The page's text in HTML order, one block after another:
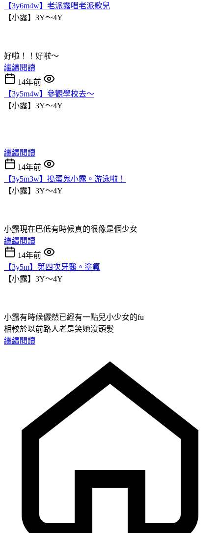
【3y6m4w】老派露唱老派歌兒
【小露】3Y～4Y
好啦！！好啦～
繼續閱讀
14年前
【3y5m4w】參觀學校去～
【小露】3Y～4Y
繼續閱讀
14年前
【3y5m3w】搗蛋鬼小露。游泳啦！
【小露】3Y～4Y
小露現在巴低有時候真的很像是個少女
繼續閱讀
14年前
【3y5m】第四次牙醫。塗氟
【小露】3Y～4Y
小露有時候儼然已經有一點兒小少女的fu
相較於以前路人老是笑她沒頭髮
繼續閱讀